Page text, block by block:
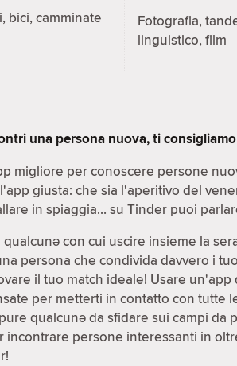
bici, camminate
Fotografia,
linguistico, film
una persona nuova, ti
migliore per conoscere persone
giusta: che sia l'aperitivo del
in spiaggia… su Tinder puoi
con cui uscire insieme la
persona che condivida davvero i
il tuo match ideale! Usare
per metterti in contatto con tutte
qualcunə da sfidare sui campi da
incontrare persone interessanti in